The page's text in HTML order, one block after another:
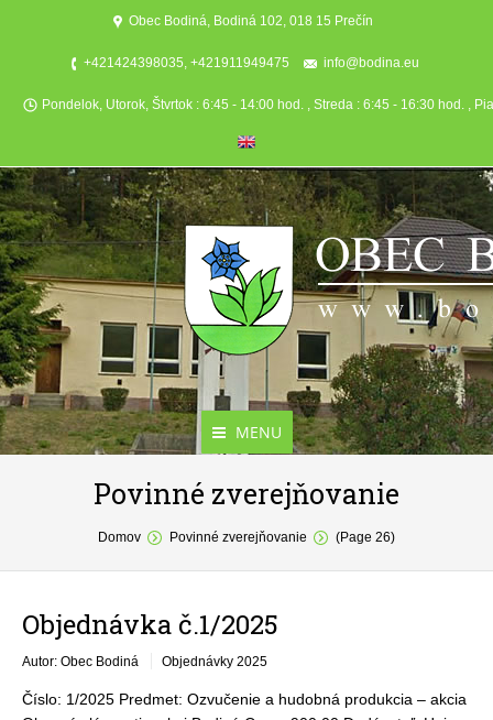
Obec Bodiná, Bodiná 102, 018 15 Prečín
+421424398035, +421911949475 info@bodina.eu
Pondelok, Utorok, Štvrtok : 6:45 - 14:00 hod. , Streda : 6:45 - 16:30 hod. ,
MENU
Aktuality
O obci
Povinné zverejňovanie
Formuláre
Povinné zverejňovanie
You are here:Domov Povinné zverejňovanie (Page 26)
Objednávka č.1/2025
Autor: Obec Bodiná Objednávky 2025
Číslo: 1/2025 Predmet: Ozvučenie a hudobná produkcia – akcia